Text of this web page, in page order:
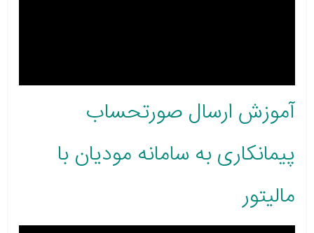
آموزش ارسال صورتحساب
پیمانکاری به سامانه مودیان با
مالیتور